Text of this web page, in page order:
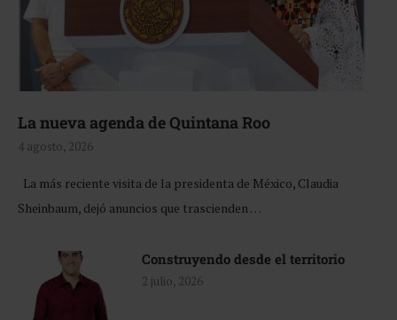
La nueva agenda de Quintana Roo
4 agosto, 2026
La más reciente visita de la presidenta de México, Claudia
Sheinbaum, dejó anuncios que trascienden …
Construyendo desde el territorio
2 julio, 2026